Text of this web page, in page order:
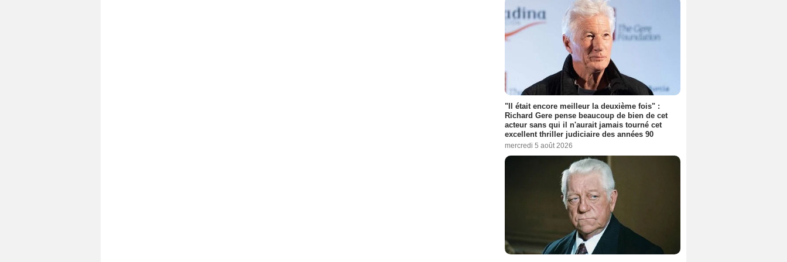
"Il était encore meilleur la deuxième fois" :
Richard Gere pense beaucoup de bien de cet
acteur sans qui il n'aurait jamais tourné cet
excellent thriller judiciaire des années 90
mercredi 5 août 2026